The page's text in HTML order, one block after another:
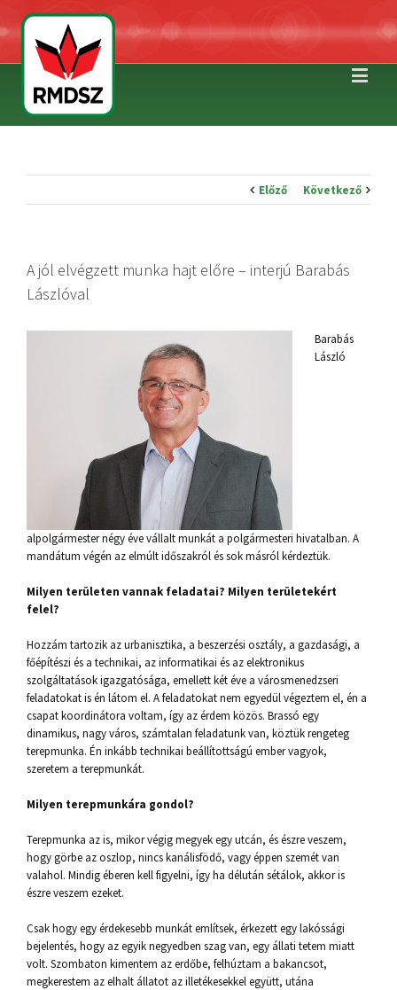
Előző Következő
A jól elvégzett munka hajt előre – interjú Barabás
Lászlóval
Barabás
László
alpolgármester négy éve vállalt munkát a polgármesteri hivatalban. A
mandátum végén az elmúlt időszakról és sok másról kérdeztük.
Milyen területen vannak feladatai? Milyen területekért
felel?
Hozzám tartozik az urbanisztika, a beszerzési osztály, a gazdasági, a
főépítészi és a technikai, az informatikai és az elektronikus
szolgáltatások igazgatósága, emellett két éve a városmenedzseri
feladatokat is én látom el. A feladatokat nem egyedül végeztem el, én a
csapat koordinátora voltam, így az érdem közös. Brassó egy
dinamikus, nagy város, számtalan feladatunk van, köztük rengeteg
terepmunka. Én inkább technikai beállítottságú ember vagyok,
szeretem a terepmunkát.
Milyen terepmunkára gondol?
Terepmunka az is, mikor végig megyek egy utcán, és észre veszem,
hogy görbe az oszlop, nincs kanálisfödő, vagy éppen szemét van
valahol. Mindig éberen kell figyelni, így ha délután sétálok, akkor is
észre veszem ezeket.
Csak hogy egy érdekesebb munkát említsek, érkezett egy lakóssági
bejelentés, hogy az egyik negyedben szag van, egy állati tetem miatt
volt. Szombaton kimentem az erdőbe, felhúztam a bakancsot,
megkerestem az elhalt állatot az illetékesekkel együtt, utána